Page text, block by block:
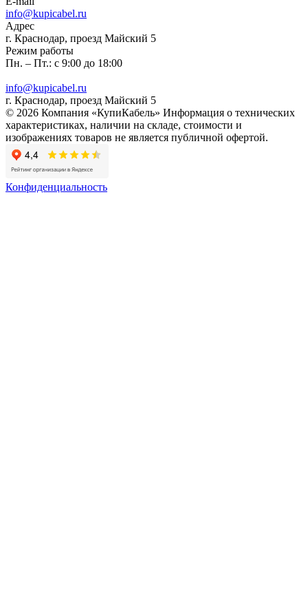
info@kupicabel.ru
Адрес
г. Краснодар, проезд Майский 5
Режим работы
Пн. – Пт.: с 9:00 до 18:00
info@kupicabel.ru
г. Краснодар, проезд Майский 5
© 2026 Компания «КупиКабель» Информация о технических
характеристиках, наличии на складе, стоимости и
изображениях товаров не является публичной офертой.
Конфиденциальность